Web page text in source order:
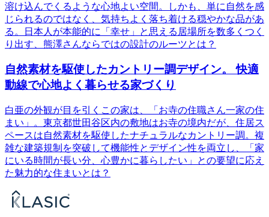
溶け込んでくるような心地よい空間。しかも、単に自然を感
じられるのではなく、気持ちよく落ち着ける穏やかな品があ
る。日本人が本能的に「幸せ」と思える居場所を数多くつく
り出す、熊澤さんならではの設計のルーツとは？
自然素材を駆使したカントリー調デザイン。 快適
動線で心地よく暮らせる家づくり
白亜の外観が目を引くこの家は、「お寺の住職さん一家の住
まい」。東京都世田谷区内の敷地はお寺の境内だが、住居ス
ペースは自然素材を駆使したナチュラルなカントリー調。複
雑な建築規制を突破して機能性とデザイン性を両立し、「家
にいる時間が長い分、心豊かに暮らしたい」との要望に応え
た魅力的な住まいとは？